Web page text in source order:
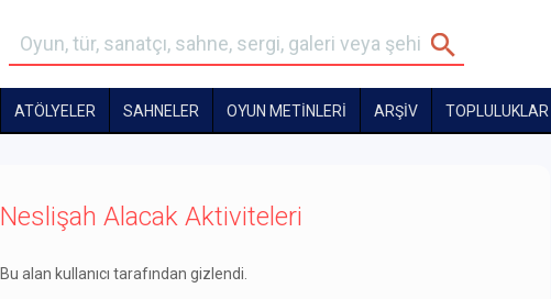
ATÖLYELER SAHNELER OYUN METİNLERİ ARŞİV TOPLULUKLAR
Neslişah Alacak Aktiviteleri
Bu alan kullanıcı tarafından gizlendi.